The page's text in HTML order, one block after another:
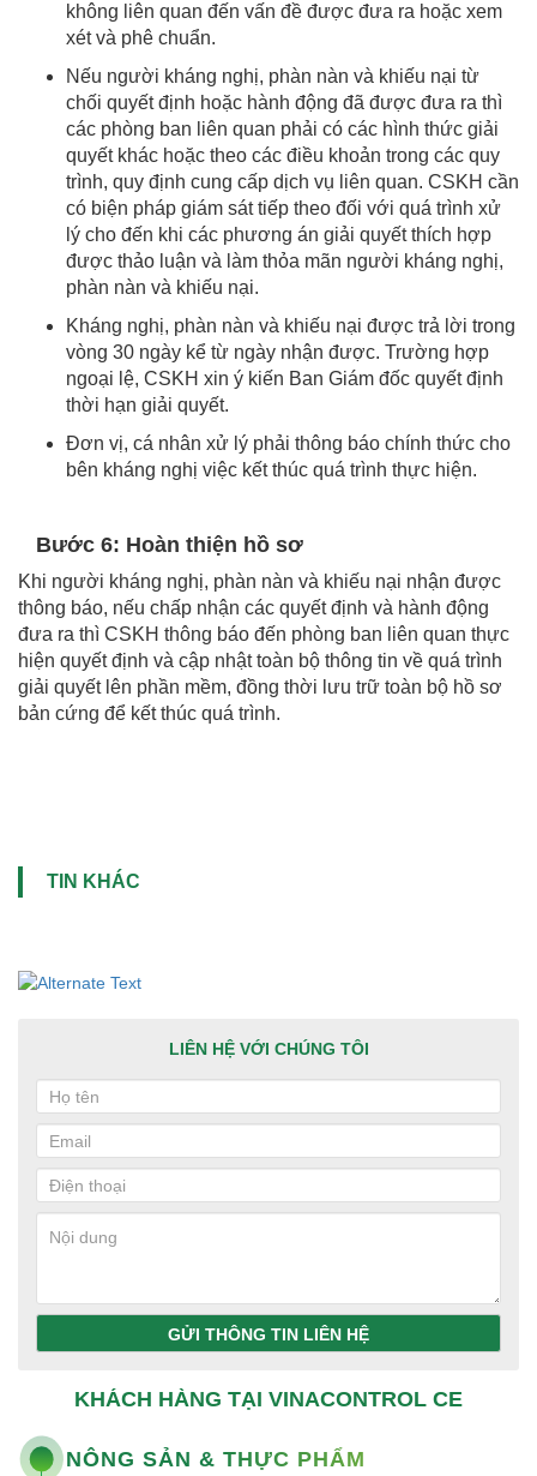
không liên quan đến vấn đề được đưa ra hoặc xem
xét và phê chuẩn.
Nếu người kháng nghị, phàn nàn và khiếu nại từ
chối quyết định hoặc hành động đã được đưa ra thì
các phòng ban liên quan phải có các hình thức giải
quyết khác hoặc theo các điều khoản trong các quy
trình, quy định cung cấp dịch vụ liên quan. CSKH cần
có biện pháp giám sát tiếp theo đối với quá trình xử
lý cho đến khi các phương án giải quyết thích hợp
được thảo luận và làm thỏa mãn người kháng nghị,
phàn nàn và khiếu nại.
Kháng nghị, phàn nàn và khiếu nại được trả lời trong
vòng 30 ngày kể từ ngày nhận được. Trường hợp
ngoại lệ, CSKH xin ý kiến Ban Giám đốc quyết định
thời hạn giải quyết.
Đơn vị, cá nhân xử lý phải thông báo chính thức cho
bên kháng nghị việc kết thúc quá trình thực hiện.
Bước 6: Hoàn thiện hồ sơ
Khi người kháng nghị, phàn nàn và khiếu nại nhận được
thông báo, nếu chấp nhận các quyết định và hành động
đưa ra thì CSKH thông báo đến phòng ban liên quan thực
hiện quyết định và cập nhật toàn bộ thông tin về quá trình
giải quyết lên phần mềm, đồng thời lưu trữ toàn bộ hồ sơ
bản cứng để kết thúc quá trình.
TIN KHÁC
LIÊN HỆ VỚI CHÚNG TÔI
GỬI THÔNG TIN LIÊN HỆ
KHÁCH HÀNG TẠI VINACONTROL CE
NÔNG SẢN & THỰC PHẨM